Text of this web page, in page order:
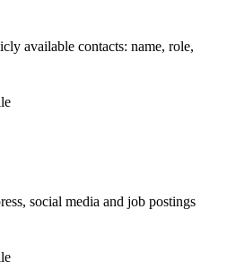
available contacts: name, role,
social media and job postings